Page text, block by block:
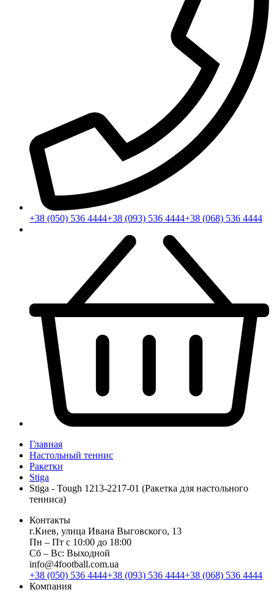
+38 (050) 536 4444+38 (093) 536 4444+38 (068) 536 4444
Главная
Настольный теннис
Ракетки
Stiga
Stiga - Tough 1213-2217-01 (Ракетка для настольного
тенниса)
Контакты
г.Киев, улица Ивана Выговского, 13
Пн ‒ Пт с 10:00 до 18:00
Сб ‒ Вс: Выходной
info@4football.com.ua
+38 (050) 536 4444+38 (093) 536 4444+38 (068) 536 4444
Компания